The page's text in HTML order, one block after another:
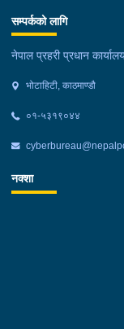
सम्पर्कको लागि
नेपाल प्रहरी प्रधान
भोटाहिटी, काठमाण्डौ
०१-५३१९०४४
नक्शा